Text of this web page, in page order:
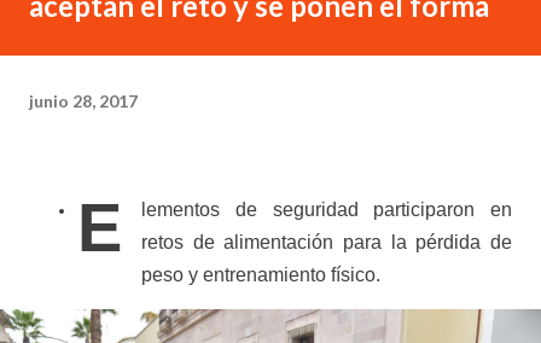
junio 28, 2017
E
lementos de seguridad participaron en
retos de alimentación para la pérdida de
peso y entrenamiento físico.